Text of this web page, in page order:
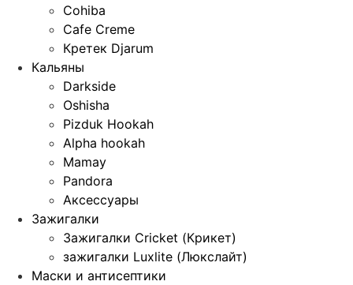
Cohiba
Cafe Creme
Кретек Djarum
Кальяны
Darkside
Oshisha
Pizduk Hookah
Alpha hookah
Mamay
Pandora
Аксессуары
Зажигалки
Зажигалки Cricket (Крикет)
зажигалки Luxlite (Люкслайт)
Маски и антисептики